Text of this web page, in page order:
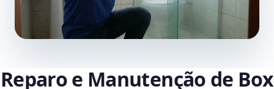
Reparo e Manutenção de Box